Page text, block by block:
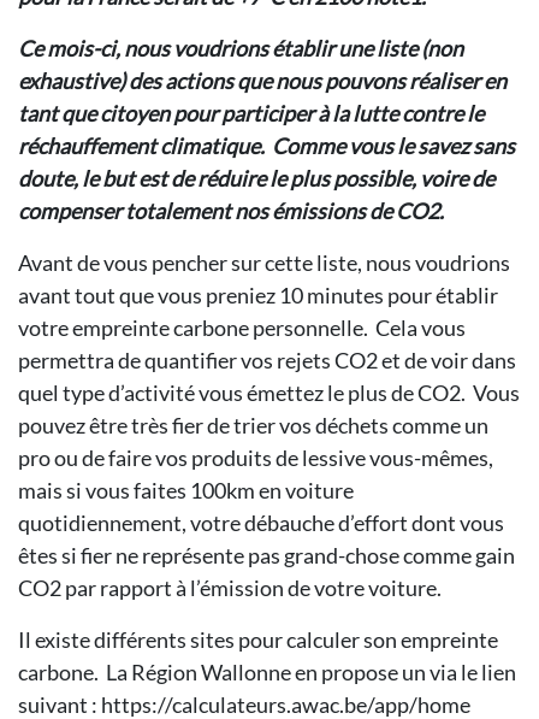
Ce mois-ci, nous voudrions établir une liste (non
exhaustive) des actions que nous pouvons réaliser en
tant que citoyen pour participer à la lutte contre le
réchauffement climatique. Comme vous le savez sans
doute, le but est de réduire le plus possible, voire de
compenser totalement nos émissions de CO2.
Avant de vous pencher sur cette liste, nous voudrions
avant tout que vous preniez 10 minutes pour établir
votre empreinte carbone personnelle. Cela vous
permettra de quantifier vos rejets CO2 et de voir dans
quel type d’activité vous émettez le plus de CO2. Vous
pouvez être très fier de trier vos déchets comme un
pro ou de faire vos produits de lessive vous-mêmes,
mais si vous faites 100km en voiture
quotidiennement, votre débauche d’effort dont vous
êtes si fier ne représente pas grand-chose comme gain
CO2 par rapport à l’émission de votre voiture.
Il existe différents sites pour calculer son empreinte
carbone. La Région Wallonne en propose un via le lien
suivant : https://calculateurs.awac.be/app/home